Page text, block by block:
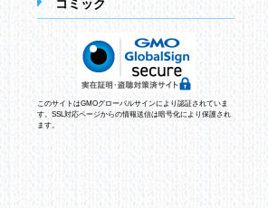
コミック
このサイトはGMOグローバルサインにより認証されていま
す。SSL対応ページからの情報送信は暗号化により保護され
ます。